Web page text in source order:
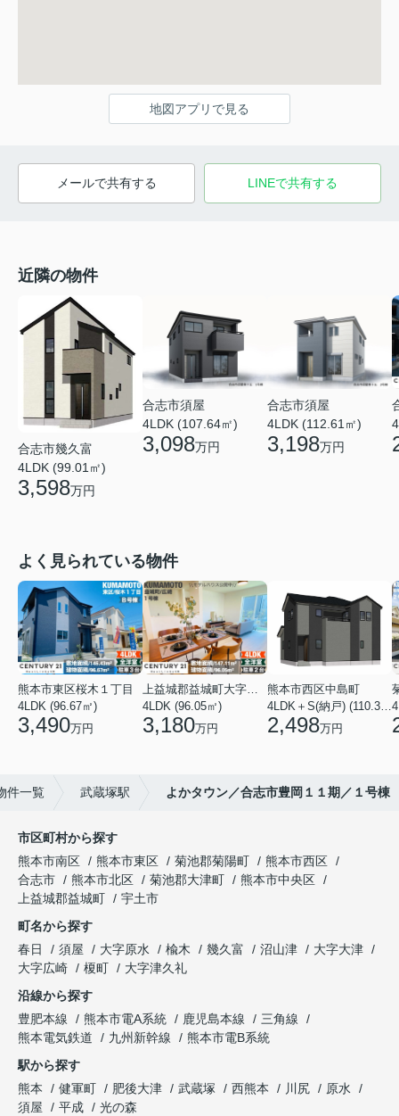
地図アプリで見る
メールで共有する LINEで共有する
近隣の物件
合志市幾久富
4LDK (99.01㎡)
3,598万円
合志市須屋
4LDK (107.64㎡)
3,098万円
合志市須屋
4LDK (112.61㎡)
3,198万円
よく見られている物件
熊本市東区桜木１丁目
4LDK (96.67㎡)
3,490万円
上益城郡益城町大字広崎
4LDK (96.05㎡)
3,180万円
熊本市西区中島町
4LDK＋S(納戸) (110.37㎡)
2,498万円
件一覧 武蔵塚駅 よかタウン／合志市豊岡１１期／１号棟
市区町村から探す
熊本市南区
熊本市東区 菊池郡菊陽町
熊本市西区
合志市
熊本市北区 菊池郡大津町
熊本市中央区
上益城郡益城町
宇土市
町名から探す
春日
須屋 大字原水 楡木 幾久富 沼山津
大字大津
大字広崎
榎町
大字津久礼
沿線から探す
豊肥本線
熊本市電A系統 鹿児島本線
三角線
熊本電気鉄道
九州新幹線
熊本市電B系統
駅から探す
熊本
健軍町 肥後大津 武蔵塚 西熊本 川尻
原水
須屋
平成 光の森